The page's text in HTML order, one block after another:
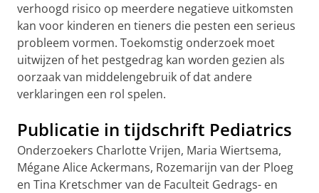
verhoogd risico op meerdere negatieve uitkomsten
kan voor kinderen en tieners die pesten een serieus
probleem vormen. Toekomstig onderzoek moet
uitwijzen of het pestgedrag kan worden gezien als
oorzaak van middelengebruik of dat andere
verklaringen een rol spelen.
Publicatie in tijdschrift Pediatrics
Onderzoekers Charlotte Vrijen, Maria Wiertsema,
Mégane Alice Ackermans, Rozemarijn van der Ploeg
en Tina Kretschmer van de Faculteit Gedrags- en